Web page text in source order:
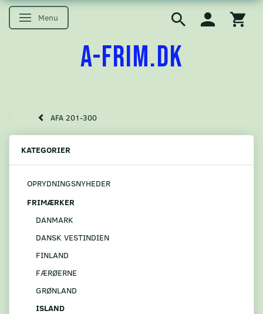
Skifte navigation
Menu
A-FRIM.DK
AFA 201-300
KATEGORIER
OPRYDNINGSNYHEDER
FRIMÆRKER
DANMARK
DANSK VESTINDIEN
FINLAND
FÆRØERNE
GRØNLAND
ISLAND